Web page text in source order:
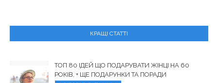
КРАЩІ СТАТТІ
ТОП 80 ІДЕЙ ЩО ПОДАРУВАТИ ЖІНЦІ НА 60
РОКІВ, + ЩЕ ПОДАРУНКИ ТА ПОРАДИ